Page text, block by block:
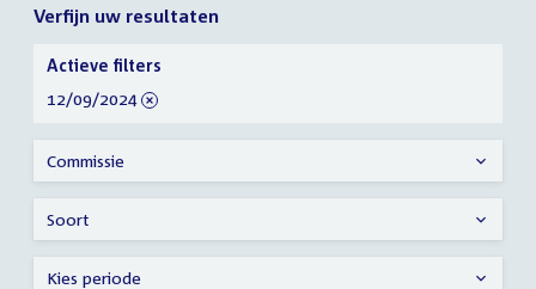
Verfijn uw resultaten
Verfijn
uw
resultaten
Actieve filters
verwijder
12/09/2024
Commissie
Soort
Kies periode